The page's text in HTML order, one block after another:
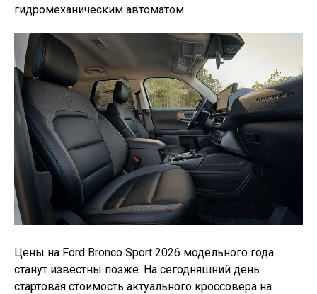
гидромеханическим автоматом.
Цены на Ford Bronco Sport 2026 модельного года
станут известны позже. На сегодняшний день
стартовая стоимость актуального кроссовера на